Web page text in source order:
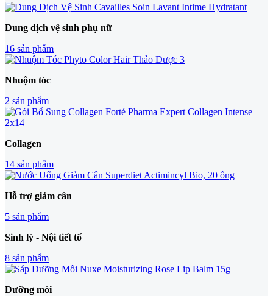
Dung dịch vệ sinh phụ nữ
16 sản phẩm
Nhuộm tóc
2 sản phẩm
Collagen
14 sản phẩm
Hỗ trợ giảm cân
5 sản phẩm
Sinh lý - Nội tiết tố
8 sản phẩm
Dưỡng môi